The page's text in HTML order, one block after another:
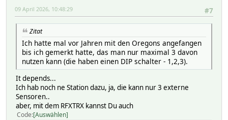
#7
09 April 2026, 10:48:29
Zitat
Ich hatte mal vor Jahren mit den Oregons angefangen
bis ich gemerkt hatte, das man nur maximal 3 davon
nutzen kann (die haben einen DIP schalter - 1,2,3).
It depends...
Ich hab noch ne Station dazu, ja, die kann nur 3 externe
Sensoren..
aber, mit dem RFXTRX kannst Du auch
Code Auswählen